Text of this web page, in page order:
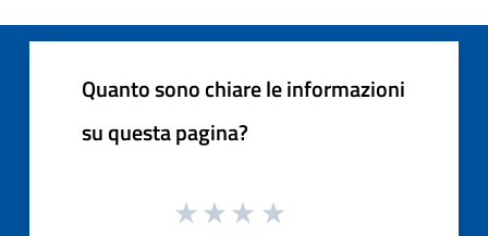
Quanto sono chiare le informazioni
su questa pagina?